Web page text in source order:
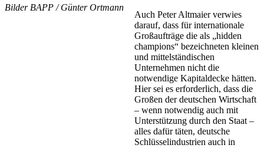
Bilder BAPP / Günter Ortmann
Auch Peter Altmaier verwies
darauf, dass für internationale
Großaufträge die als „hidden
champions“ bezeichneten kleinen
und mittelständischen
Unternehmen nicht die
notwendige Kapitaldecke hätten.
Hier sei es erforderlich, dass die
Großen der deutschen Wirtschaft
– wenn notwendig auch mit
Unterstützung durch den Staat –
alles dafür täten, deutsche
Schlüsselindustrien auch in